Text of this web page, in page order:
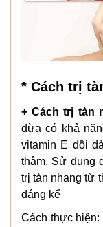
* Cách trị
+ Cách trị tàn
dừa có khả
vitamin E dồi
thâm. Sử dụng
trị tàn nhang từ
đáng kể
Cách thực hiện: